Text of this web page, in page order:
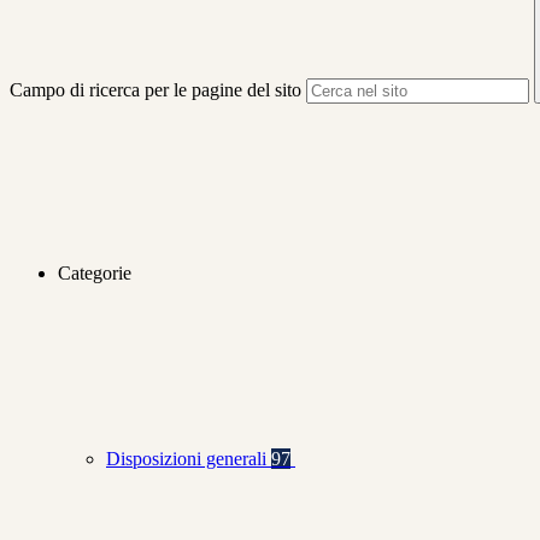
Campo di ricerca per le pagine del sito
Categorie
Disposizioni generali 97